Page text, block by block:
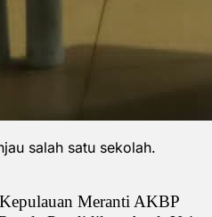
salah satu sekolah.
Meranti AKBP